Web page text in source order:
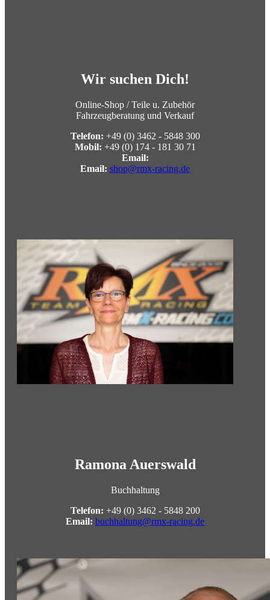
Wir suchen Dich!
Online-Shop / Teile u. Zubehör
Fahrzeugberatung und Verkauf
Telefon: +49 (0) 3462 - 5848 300
Mobil: +49 (0) 174 - 181 30 71
Email:
Email: shop@rmx-racing.de
Ramona Auerswald
Buchhaltung
Telefon: +49 (0) 3462 - 5848 200
Email: buchhaltung@rmx-racing.de